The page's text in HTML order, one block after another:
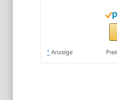
* Anzeige